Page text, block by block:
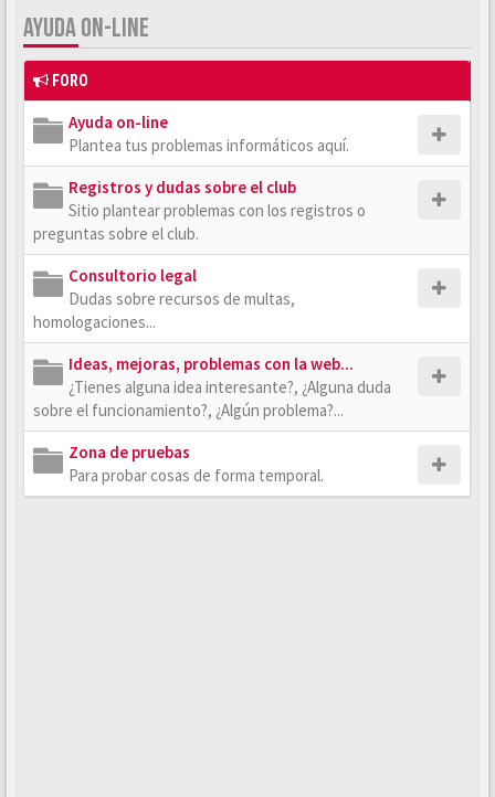
AYUDA ON-LINE
FORO
Ayuda on-line
Plantea tus problemas informáticos aquí.
Registros y dudas sobre el club
Sitio plantear problemas con los registros o
preguntas sobre el club.
Consultorio legal
Dudas sobre recursos de multas,
homologaciones...
Ideas, mejoras, problemas con la web...
¿Tienes alguna idea interesante?, ¿Alguna duda
sobre el funcionamiento?, ¿Algún problema?...
Zona de pruebas
Para probar cosas de forma temporal.